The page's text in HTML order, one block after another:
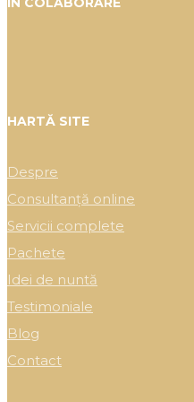
HARTĂ SITE
Despre
Consultanță online
Servicii complete
Pachete
Idei de nuntă
Testimoniale
Blog
Contact